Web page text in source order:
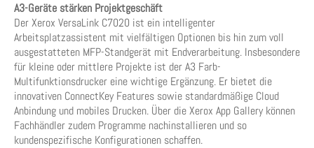
A3-Geräte stärken Projektgeschäft
Der Xerox VersaLink C7020 ist ein intelligenter
Arbeitsplatzassistent mit vielfältigen Optionen bis hin zum voll
ausgestatteten MFP-Standgerät mit Endverarbeitung. Insbesondere
für kleine oder mittlere Projekte ist der A3 Farb-
Multifunktionsdrucker eine wichtige Ergänzung. Er bietet die
innovativen ConnectKey Features sowie standardmäßige Cloud
Anbindung und mobiles Drucken. Über die Xerox App Gallery können
Fachhändler zudem Programme nachinstallieren und so
kundenspezifische Konfigurationen schaffen.